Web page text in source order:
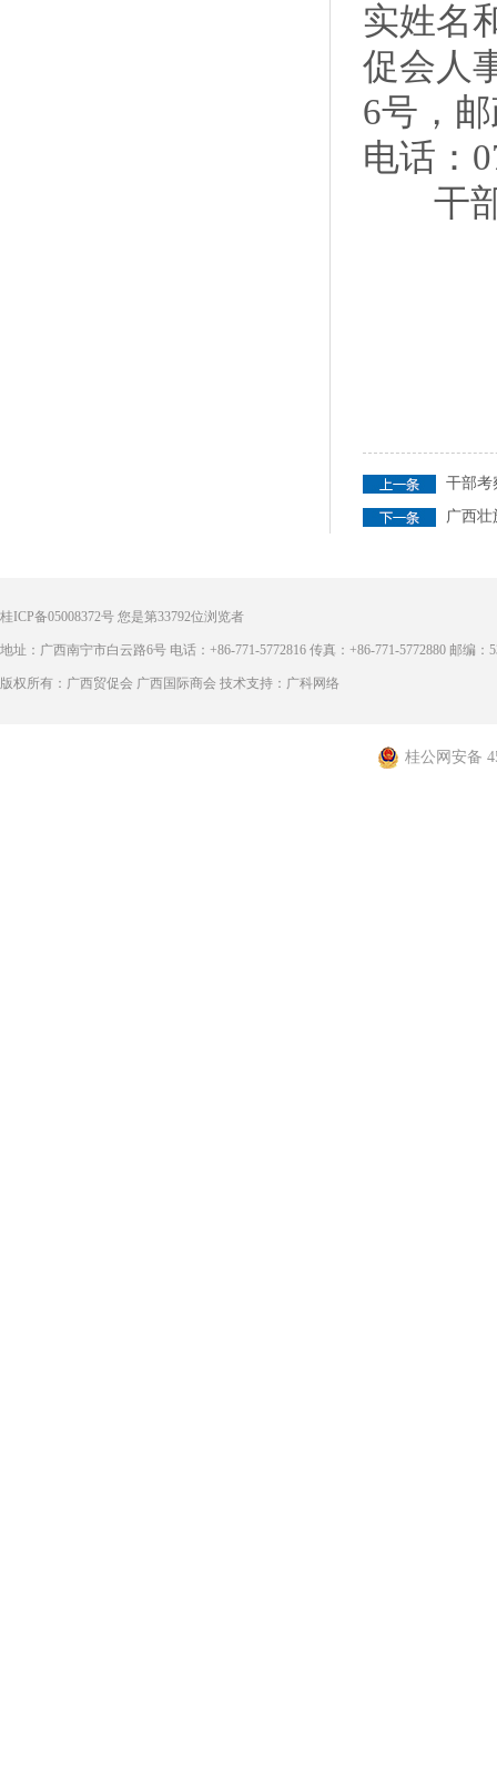
实姓名
促会人
6号，
电话：
干部
干部考
广西壮
桂ICP备05008372号 您是第33792位浏览者
地址：广西南宁市白云路6号 电话：+86-771-5772816 传真：+86-771-5772880 邮编：
版权所有：广西贸促会 广西国际商会 技术支持：广科网络
桂公网安备